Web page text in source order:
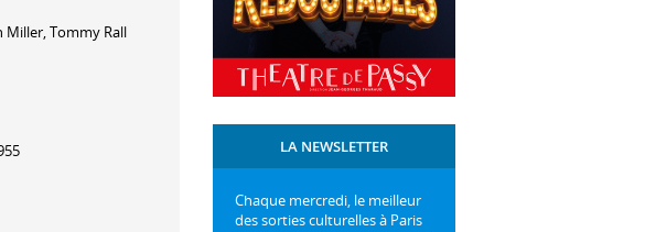
Miller,Tommy Rall
LA NEWSLETTER
Chaque mercredi, le meilleur
des sorties culturelles à Paris